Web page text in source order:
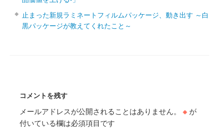
止まった新規ラミネートフィルムパッケージ、動き出す ～白
黒パッケージが教えてくれたこと～
コメントを残す
メールアドレスが公開されることはありません。 ※ が
付いている欄は必須項目です